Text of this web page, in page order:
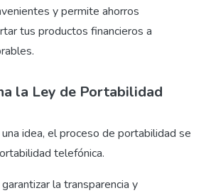
y permite ahorros
tus productos financieros a
la Ley de Portabilidad
idea, el proceso de portabilidad se
telefónica.
la transparencia y